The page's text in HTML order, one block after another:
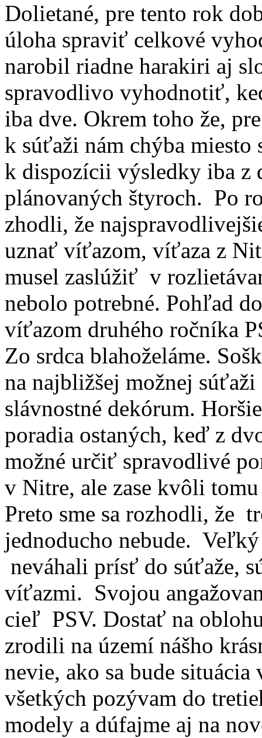
Dolietané, pre tento rok
úloha spraviť celkové
narobil riadne harakiri aj
spravodlivo vyhodnotiť,
iba dve. Okrem toho že,
k súťaži nám chýba miesto
k dispozícii výsledky iba z
plánovaných štyroch. Po
zhodli, že
uznať víťazom, víťaza z
musel zaslúžiť v
nebolo potrebné. Pohľad
víťazom druhého ročníka
Zo srdca blahoželáme.
na najbližšej možnej
slávnostné dekórum.
poradia ostaných, keď z
možné určiť spravodlivé
v Nitre, ale zase kvôli
Preto sme sa rozhodli, že
jednoducho nebude.
neváhali prísť do súťaže,
víťazmi. Svojou
cieľ PSV. Dostať na
zrodili na území nášho
nevie, ako sa bude
všetkých pozývam do
modely a dúfajme aj na